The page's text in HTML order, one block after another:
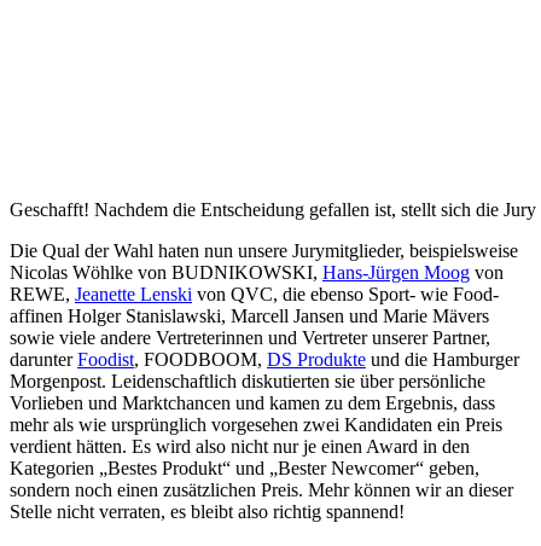
Geschafft! Nachdem die Entscheidung gefallen ist, stellt sich die
Die Qual der Wahl haten nun unsere Jurymitglieder, beispielsweise
Nicolas Wöhlke von BUDNIKOWSKI, Hans-Jürgen Moog von
REWE, Jeanette Lenski von QVC, die ebenso Sport- wie Food-
affinen Holger Stanislawski, Marcell Jansen und Marie Mävers
sowie viele andere Vertreterinnen und Vertreter unserer Partner,
darunterFoodist, FOODBOOM, DS Produkte und die Hamburger
Morgenpost. Leidenschaftlich diskutierten sie über persönliche
Vorlieben und Marktchancen und kamen zu dem Ergebnis, dass
mehr als wie ursprünglich vorgesehen zwei Kandidaten ein Preis
verdient hätten. Es wird also nicht nur je einen Award in den
Kategorien „Bestes Produkt“ und „Bester Newcomer“ geben,
sondern noch einen zusätzlichen Preis. Mehr können wir an dieser
Stelle nicht verraten, es bleibt also richtig spannend!